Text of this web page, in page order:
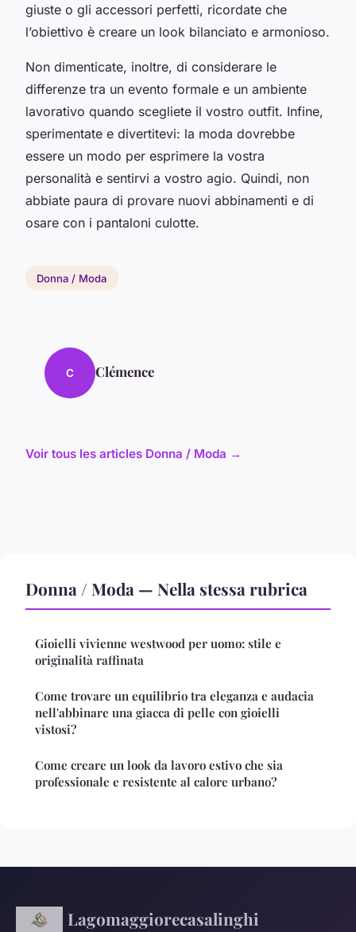
giuste o gli accessori perfetti, ricordate che
l’obiettivo è creare un look bilanciato e armonioso.
Non dimenticate, inoltre, di considerare le
differenze tra un evento formale e un ambiente
lavorativo quando scegliete il vostro outfit. Infine,
sperimentate e divertitevi: la moda dovrebbe
essere un modo per esprimere la vostra
personalità e sentirvi a vostro agio. Quindi, non
abbiate paura di provare nuovi abbinamenti e di
osare con i pantaloni culotte.
Donna / Moda
C Clémence
Voir tous les articles Donna / Moda →
Donna / Moda — Nella stessa rubrica
Gioielli vivienne westwood per uomo: stile e
originalità raffinata
Come trovare un equilibrio tra eleganza e audacia
nell'abbinare una giacca di pelle con gioielli
vistosi?
Come creare un look da lavoro estivo che sia
professionale e resistente al calore urbano?
Lagomaggiorecasalinghi